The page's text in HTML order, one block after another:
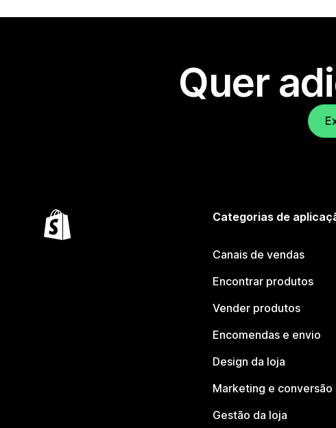
Quer
Categorias de
Canais de vendas
Encontrar produtos
Vender produtos
Encomendas e envio
Design da loja
Marketing e conversão
Gestão da loja